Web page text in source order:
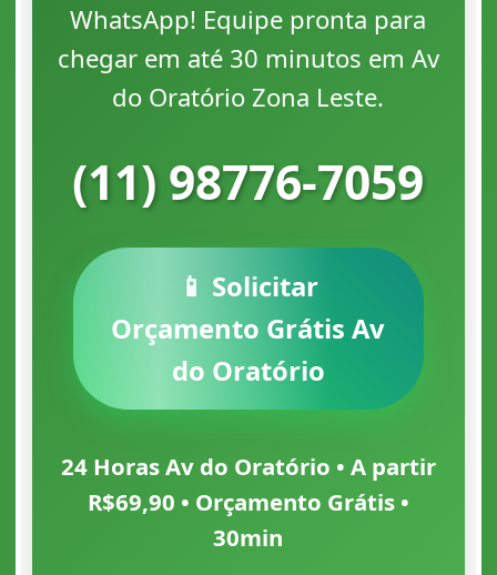
WhatsApp! Equipe pronta para
chegar em até 30 minutos em Av
do Oratório Zona Leste.
(11) 98776-7059
📱 Solicitar
Orçamento Grátis Av
do Oratório
24 Horas Av do Oratório • A partir
R$69,90 • Orçamento Grátis •
30min